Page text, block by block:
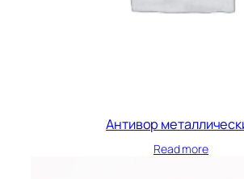
Антивор
Read more